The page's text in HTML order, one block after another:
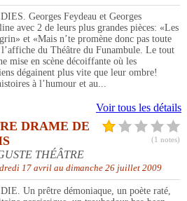
Georges Feydeau et Georges
avec 2 de leurs plus grandes pièces: «Les
et «Mais n’te promène donc pas toute
l’affiche du Théâtre du Funambule. Le tout
mise en scène décoiffante où les
dégainent plus vite que leur ombre!
à l’humour et au...
Voir tous les détails
(1 notes)
DRAME DE
THÉÂTRE
17 avril au dimanche 26 juillet 2009
Un prêtre démoniaque, un poète raté,